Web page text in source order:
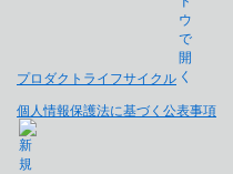
プロダクトライフサイクル
個人情報保護法に基づく公表事項